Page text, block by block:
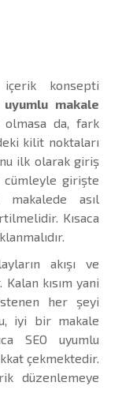
konsepti
uyumlu makale
olmasa da, fark
kilit noktaları
ilk olarak giriş
cümleyle girişte
makalede asıl
Kısaca
akışı ve
kısım yani
her şeyi
iyi bir makale
SEO uyumlu
çekmektedir.
düzenlemeye